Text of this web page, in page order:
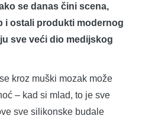
se danas čini scena,
i ostali produkti modernog
sve veći dio medijskog
kroz muški mozak može
– kad si mlad, to je sve
sve silikonske budale